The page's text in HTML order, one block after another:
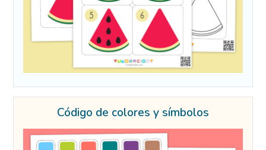
Código de colores y símbolos